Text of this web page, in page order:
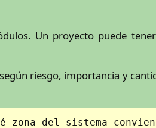
Un proyecto puede
riesgo, importancia y
del sistema